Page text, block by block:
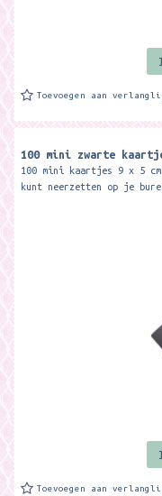
Toevoegen aan
100 mini zwarte
100 mini kaartjes 9 x 5
kunt neerzetten op je
Toevoegen aan